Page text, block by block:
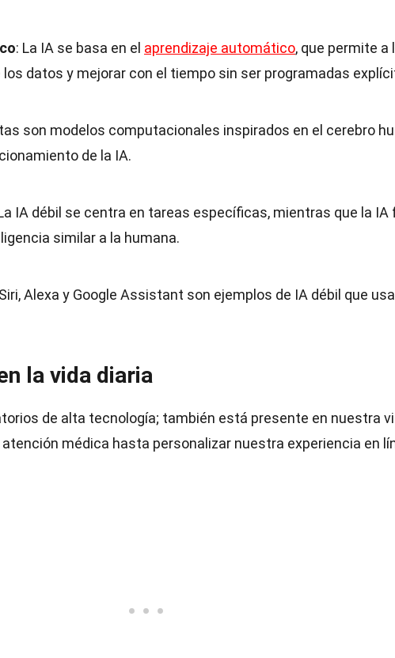
: La IA se basa en el aprendizaje automático, que permite a
los datos y mejorar con el tiempo sin ser programadas
son modelos computacionales inspirados en el cerebro
de la IA.
IA débil se centra en tareas específicas, mientras que la IA
similar a la humana.
Alexa y Google Assistant son ejemplos de IA débil que
la vida diaria
de alta tecnología; también está presente en nuestra
médica hasta personalizar nuestra experiencia en